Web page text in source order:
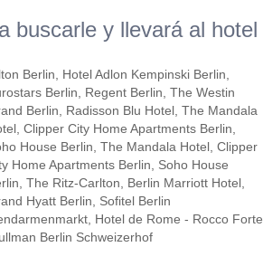
buscarle y llevará al hotel
Berlin, Hotel Adlon Kempinski Berlin,
Berlin, Regent Berlin, The Westin
Berlin, Radisson Blu Hotel, The Mandala
Clipper City Home Apartments Berlin,
House Berlin, The Mandala Hotel, Clipper
Home Apartments Berlin, Soho House
The Ritz-Carlton, Berlin Marriott Hotel,
Hyatt Berlin, Sofitel Berlin
Hotel de Rome - Rocco Forte,
Berlin Schweizerhof